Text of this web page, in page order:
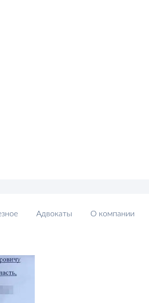
Адвокаты О компании